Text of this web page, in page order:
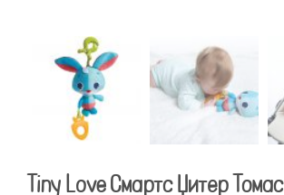
Tiny Love Смартс Џитер Томас